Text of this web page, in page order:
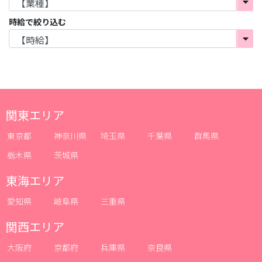
時給で絞り込む
関東エリア
東京都 神奈川県 埼玉県 千葉県
群馬県
栃木県
茨城県
東海エリア
愛知県 岐阜県 三重県
関西エリア
大阪府 京都府 兵庫県 奈良県